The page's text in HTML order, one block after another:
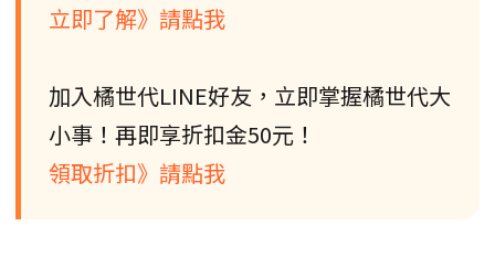
立即了解》請點我
加入橘世代LINE好友，立即掌握橘世代大
小事！再即享折扣金50元！
領取折扣》請點我